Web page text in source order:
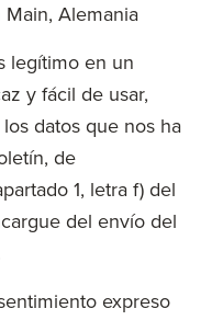
Main, Alemania
legítimo en un
y fácil de usar,
datos que nos ha
de
1, letra f) del
del envío del
expreso